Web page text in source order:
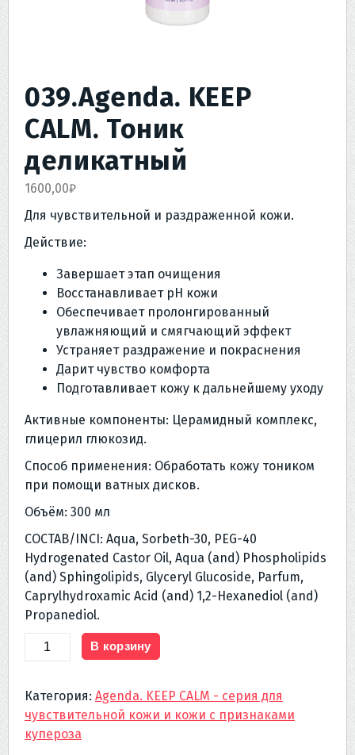
039.Agenda. KEEP
CALM. Тоник
деликатный
1600,00₽
Для чувствительной и раздраженной кожи.
Действие:
Завершает этап очищения
Восстанавливает pH кожи
Обеспечивает пролонгированный
увлажняющий и смягчающий эффект
Устраняет раздражение и покраснения
Дарит чувство комфорта
Подготавливает кожу к дальнейшему уходу
Активные компоненты: Церамидный комплекс,
глицерил глюкозид.
Способ применения: Обработать кожу тоником
при помощи ватных дисков.
Объём: 300 мл
СОСТАВ/INCI: Aqua, Sorbeth-30, PEG-40
Hydrogenated Castor Oil, Aqua (and) Phospholipids
(and) Sphingolipids, Glyceryl Glucoside, Parfum,
Caprylhydroxamic Acid (and) 1,2-Hexanediol (and)
Propanediol.
Количество
KEEP
CALM.
Тоник
В корзину
Категория: Agenda. KEEP CALM - серия для
чувствительной кожи и кожи с признаками
купероза